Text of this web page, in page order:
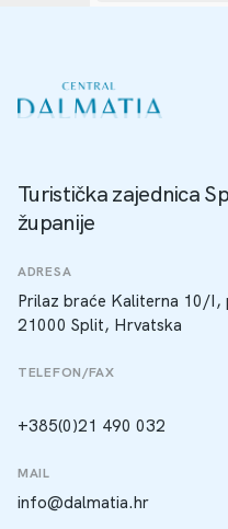
Turistička zajednica
županije
ADRESA
Prilaz braće Kaliterna 10/I,
21000 Split, Hrvatska
TELEFON/FAX
+385(0)21 490 032
MAIL
info@dalmatia.hr